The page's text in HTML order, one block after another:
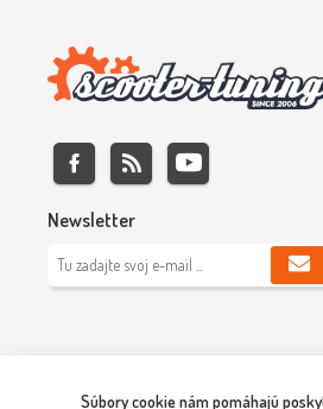
Newsletter
Súbory cookie nám pomáhajú